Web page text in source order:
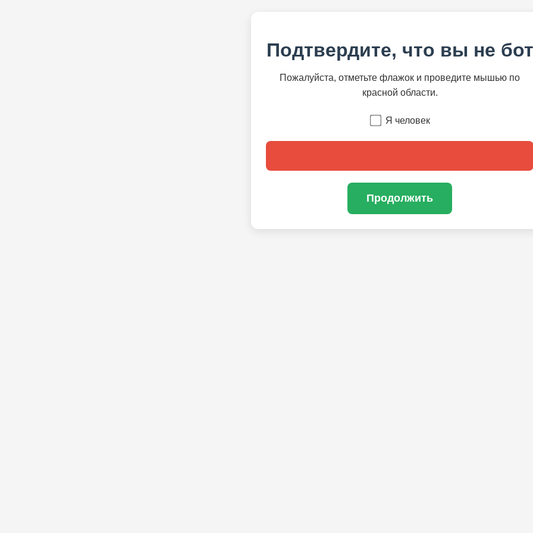
Подтвердите, что вы не бот
Пожалуйста, отметьте флажок и проведите мышью по
красной области.
Я человек
Продолжить